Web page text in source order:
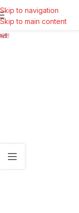
Skip to navigation
Skip to main content